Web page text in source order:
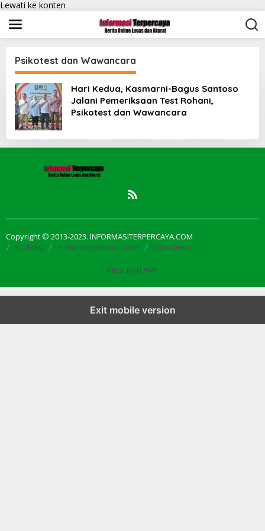
Lewati ke konten
Psikotest dan Wawancara
Hari Kedua, Kasmarni-Bagus Santoso
Jalani Pemeriksaan Test Rohani,
Psikotest dan Wawancara
Copyright © 2013-2023. INFORMASITERPERCAYA.COM
Redaksi Pedoman Media Siber Disclaimer
Versi Non AMP
Exit mobile version